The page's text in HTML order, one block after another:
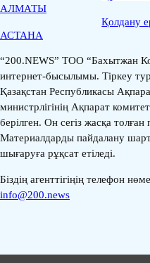
АЛМАТЫ
АСТАНА
Қолдану
“200.NEWS” ТОО “Бахытжан
интернет-бысылымы. Тіркеу
Қазақстан Республикасы
министрлігінің Ақпарат
берілген. Он сегіз жасқа
Материалдарды пайдалану
шығаруға рұқсат етіледі.
Біздің агенттігіңің телефон
info@200.news